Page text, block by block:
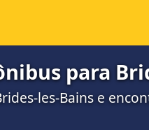
para
les-Bains e